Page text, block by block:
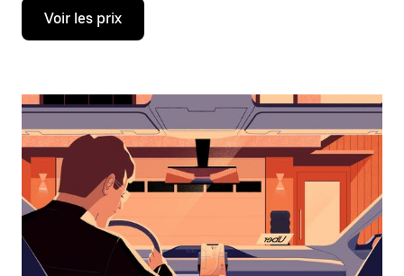
Appuyez
la
bas
ouvrir
le
calendrier
sélectionner
une
date.
Appuyez
sur
Voir les prix